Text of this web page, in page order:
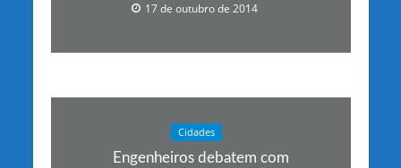
17 de outubro de 2014
Cidades
Engenheiros debatem com